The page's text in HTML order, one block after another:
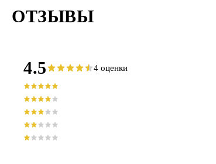
ОТЗЫВЫ
4.5 4 оценки